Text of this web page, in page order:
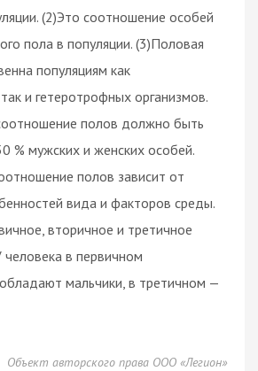
(2)Это соотношение особей
пола в популяции. (3)Половая
популяциям как
и гетеротрофных организмов.
полов должно быть
% мужских и женских особей.
полов зависит от
вида и факторов среды.
вторичное и третичное
в первичном
мальчики, в третичном —
Объект авторского права ООО «Легион»